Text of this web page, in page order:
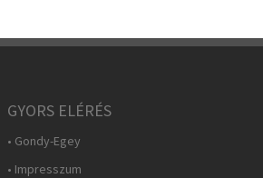
GYORS ELÉRÉS
• Gondy-Egey
• Impresszum